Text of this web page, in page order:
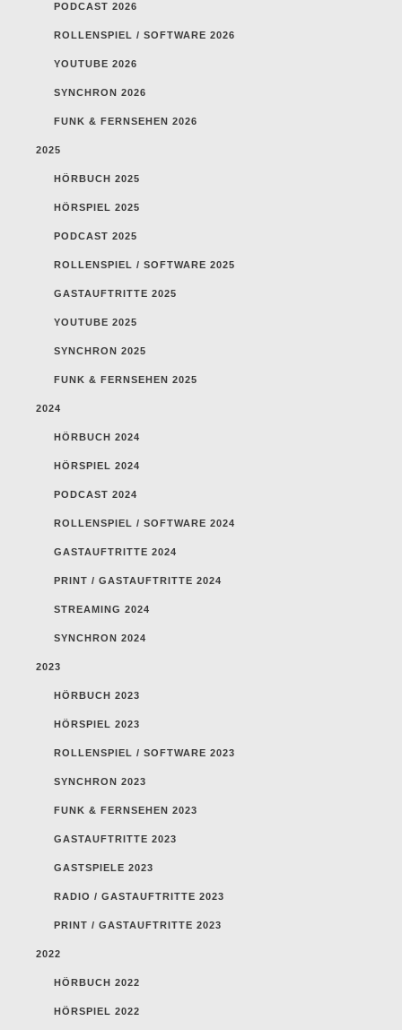
PODCAST 2026
ROLLENSPIEL / SOFTWARE 2026
YOUTUBE 2026
SYNCHRON 2026
FUNK & FERNSEHEN 2026
2025
HÖRBUCH 2025
HÖRSPIEL 2025
PODCAST 2025
ROLLENSPIEL / SOFTWARE 2025
GASTAUFTRITTE 2025
YOUTUBE 2025
SYNCHRON 2025
FUNK & FERNSEHEN 2025
2024
HÖRBUCH 2024
HÖRSPIEL 2024
PODCAST 2024
ROLLENSPIEL / SOFTWARE 2024
GASTAUFTRITTE 2024
PRINT / GASTAUFTRITTE 2024
STREAMING 2024
SYNCHRON 2024
2023
HÖRBUCH 2023
HÖRSPIEL 2023
ROLLENSPIEL / SOFTWARE 2023
SYNCHRON 2023
FUNK & FERNSEHEN 2023
GASTAUFTRITTE 2023
GASTSPIELE 2023
RADIO / GASTAUFTRITTE 2023
PRINT / GASTAUFTRITTE 2023
2022
HÖRBUCH 2022
HÖRSPIEL 2022